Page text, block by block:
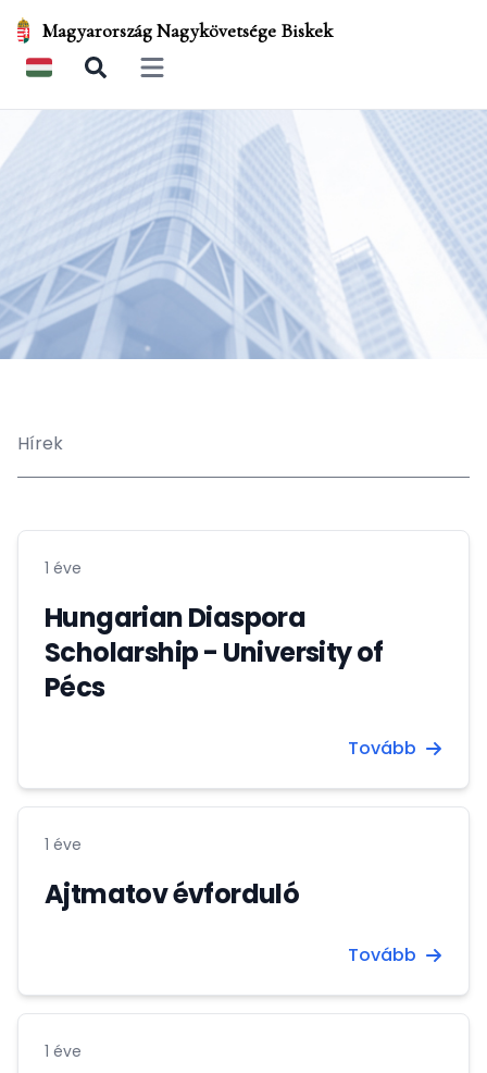
Magyarország Nagykövetsége Biskek
Open main menu
Hírek
1 éve
Hungarian Diaspora
Scholarship - University of
Pécs
Tovább
1 éve
Ajtmatov évforduló
Tovább
1 éve